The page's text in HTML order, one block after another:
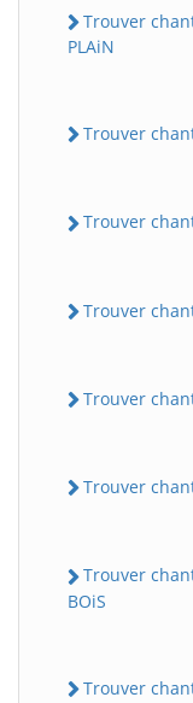
Trouver
PLAiN
Trouver
Trouver
Trouver
Trouver
Trouver
Trouver
BOiS
Trouver